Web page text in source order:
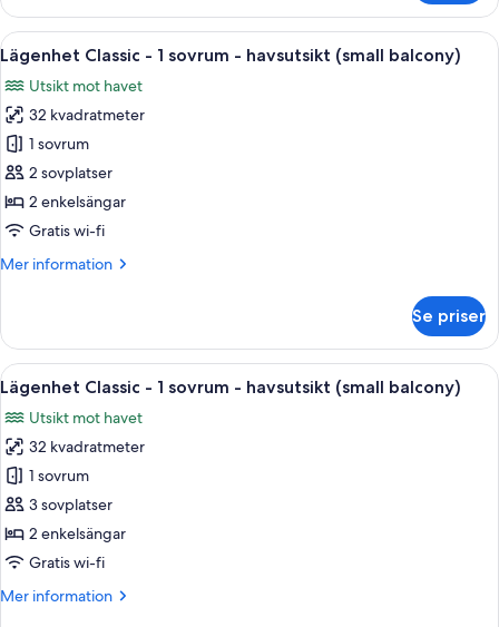
balcony)
Classic
1
sovrum
-
havsutsikt
(small
balcony)
Öppna
alla
foton
för
Lägenhet
Classic
-
1
-
balcony)
En balkong med ett bord och stolar,
8
Lägenhet Classic - 1 sovrum - havsutsikt (small balcony)
Utsikt mot havet
32 kvadratmeter
1 sovrum
2 sovplatser
2 enkelsängar
Gratis wi-fi
Mer information
Mer
Classic
1
sovrum
-
havsutsikt
(small
balcony)
Se priser
Öppna
alla
foton
för
Lägenhet
Classic
-
1
-
En balkong med ett bord och stolar,
8
Lägenhet Classic - 1 sovrum - havsutsikt (small balcony)
Utsikt mot havet
32 kvadratmeter
1 sovrum
3 sovplatser
2 enkelsängar
Gratis wi-fi
Mer information
Mer